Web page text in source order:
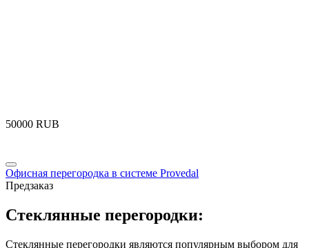
‍50000‍ RUB
Офисная перегородка в системе Provedal
Предзаказ
Стеклянные перегородки:
Стеклянные перегородки являются популярным выбором для